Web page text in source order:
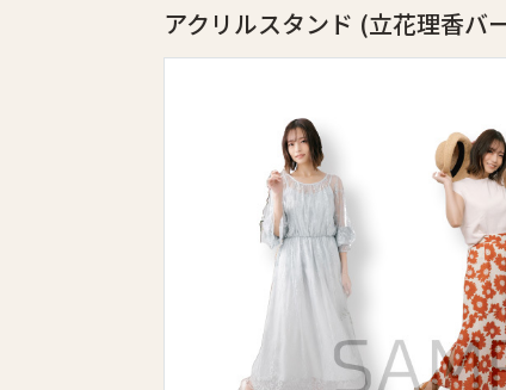
アクリルスタンド (立花理香バ